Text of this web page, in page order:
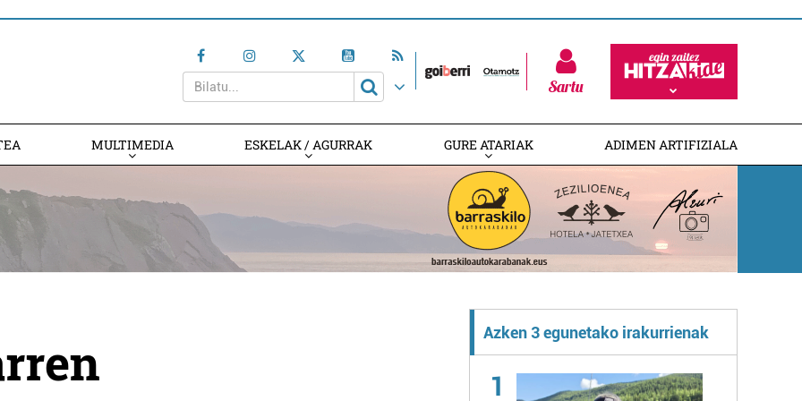
Sartu
MULTIMEDIA ESKELAK / AGURRAK GURE ATARIAK ADIMEN ARTIFIZIALA
Azken 3 egunetako irakurrienak
1